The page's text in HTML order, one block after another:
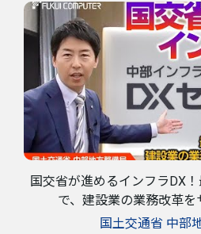
国交省が進めるインフラDX
で、建設業の業務改革を
国土交通省 中部